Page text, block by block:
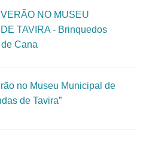
NO MUSEU
TAVIRA - Brinquedos
Cana
no Museu Municipal de
de Tavira”